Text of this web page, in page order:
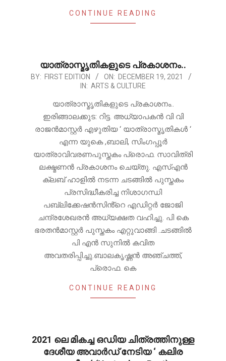
CONTINUE READING
യാത്രാസ്മൃതികളുടെ പ്രകാശനം..
2021-
BY: FIRST EDITION ON: DECEMBER 19, 2021
IN: ARTS & CULTURE
യാത്രാസ്മൃതികളുടെ പ്രകാശനം..
ഇരിങ്ങാലക്കുട: റിട്ട. അധ്യാപകൻ വി വി
രാജൻമാസ്റ്റർ എഴുതിയ ‘ യാത്രാസ്മൃതികൾ ‘
എന്ന യുകെ ,ബാലി, സിംഗപ്പൂർ
യാത്രാവിവരണപുസ്തകം പ്രൊഫ. സാവിത്രി
ലക്ഷ്മണൻ പ്രകാശനം ചെയ്തു. എസ്എൻ
ക്ലബ് ഹാളിൽ നടന്ന ചടങ്ങിൽ പുസ്തകം
പ്രസിദ്ധീകരിച്ച നിശാഗന്ധി
പബ്ലിക്കേഷൻസിൻ്റെ എഡിറ്റർ ജോജി
ചന്ദ്രശേഖരൻ അധ്യക്ഷത വഹിച്ചു. പി കെ
ഭരതൻമാസ്റ്റർ പുസ്തകം എറ്റുവാങ്ങി .ചടങ്ങിൽ
പി എൻ സുനിൽ കവിത
അവതരിപ്പിച്ചു.ബാലകൃഷ്ണൻ അഞ്ചത്ത്,
പ്രൊഫ. കെ
CONTINUE READING
2021 ലെ മികച്ച ഒഡിയ ചിത്രത്തിനുള്ള
ദേശീയ അവാർഡ് നേടിയ ‘ കലിര